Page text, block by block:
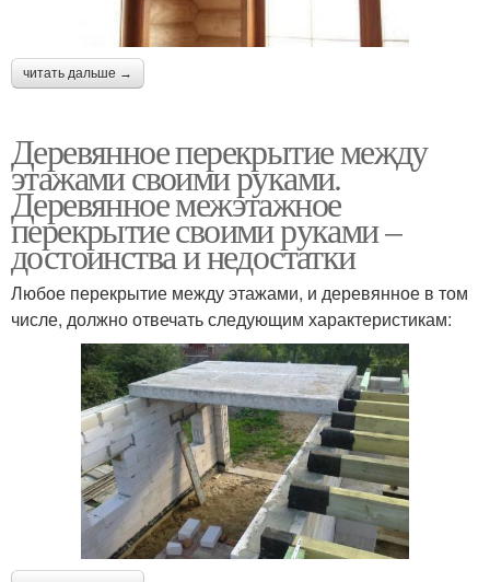
читать дальше →
Деревянное перекрытие между
этажами своими руками.
Деревянное межэтажное
перекрытие своими руками –
достоинства и недостатки
Любое перекрытие между этажами, и деревянное в том
числе, должно отвечать следующим характеристикам: